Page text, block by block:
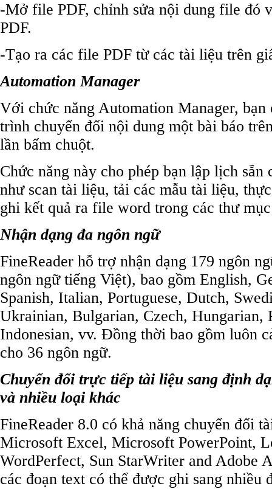
-Mở file PDF, chỉnh sửa nội dung file đó
PDF.
-Tạo ra các file PDF từ các tài liệu trên
Automation Manager
Với chức năng Automation Manager,
trình chuyển đổi nội dung một bài báo
lần bấm chuột.
Chức năng này cho phép bạn lập lịch
như scan tài liệu, tải các mẫu tài liệu,
ghi kết quả ra file word trong các thư
Nhận dạng đa ngôn ngữ
FineReader hỗ trợ nhận dạng 179 ngôn
ngôn ngữ tiếng Việt), bao gồm English,
Spanish, Italian, Portuguese, Dutch,
Ukrainian, Bulgarian, Czech, Hungarian,
Indonesian, vv. Đồng thời bao gồm luôn
cho 36 ngôn ngữ.
Chuyển đổi trực tiếp tài liệu sang định
và nhiều loại khác
FineReader 8.0 có khả năng chuyển đổi
Microsoft Excel, Microsoft PowerPoint,
WordPerfect, Sun StarWriter and Adobe
các đoạn text có thể được ghi sang nhiều